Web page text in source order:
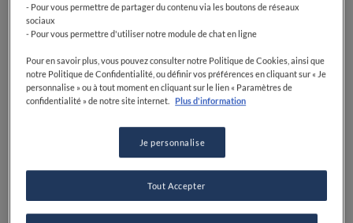
- Pour vous permettre de partager du contenu via les boutons de réseaux
sociaux
- Pour vous permettre d'utiliser notre module de chat en ligne
Pour en savoir plus, vous pouvez consulter notre Politique de Cookies, ainsi que
notre Politique de Confidentialité, ou définir vos préférences en cliquant sur « Je
personnalise » ou à tout moment en cliquant sur le lien « Paramètres de
confidentialité » de notre site internet.
Plus d'information
Je personnalise
Tout Accepter